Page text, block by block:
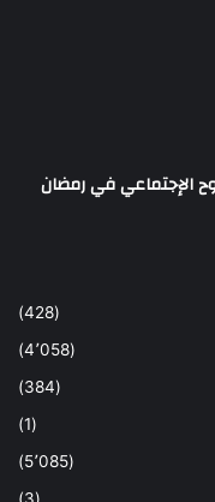
(428)
(4٬058)
(384)
(1)
(5٬085)